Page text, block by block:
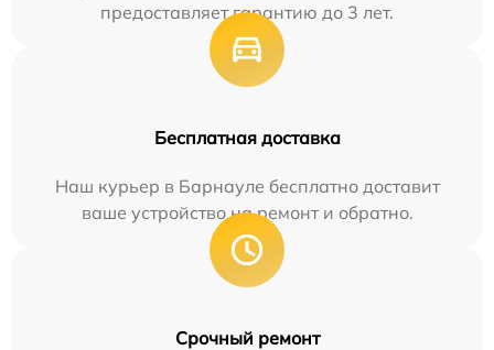
предоставляет гарантию до 3 лет.
Бесплатная доставка
Наш курьер в Барнауле бесплатно доставит
ваше устройство на ремонт и обратно.
Срочный ремонт